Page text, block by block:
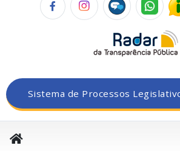
Sistema de Processos